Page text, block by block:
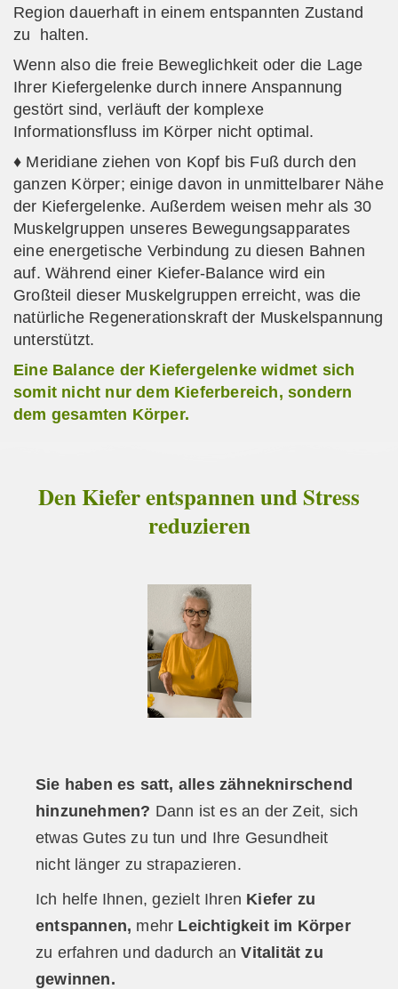
Region dauerhaft in einem entspannten Zustand
zu halten.
Wenn also die freie Beweglichkeit oder die Lage
Ihrer Kiefergelenke durch innere Anspannung
gestört sind, verläuft der komplexe
Informationsfluss im Körper nicht optimal.
♦ Meridiane ziehen von Kopf bis Fuß durch den
ganzen Körper; einige davon in unmittelbarer Nähe
der Kiefergelenke. Außerdem weisen mehr als 30
Muskelgruppen unseres Bewegungsapparates
eine energetische Verbindung zu diesen Bahnen
auf. Während einer Kiefer-Balance wird ein
Großteil dieser Muskelgruppen erreicht, was die
natürliche Regenerationskraft der Muskelspannung
unterstützt.
Eine Balance der Kiefergelenke widmet sich
somit nicht nur dem Kieferbereich, sondern
dem gesamten Körper.
Den Kiefer entspannen und Stress
reduzieren
Sie haben es satt, alles zähneknirschend
hinzunehmen? Dann ist es an derZeit, sich
etwas Gutes zu tun und Ihre Gesundheit
nicht länger zu strapazieren.
Ich helfe Ihnen, gezielt Ihren Kiefer zu
entspannen, mehr Leichtigkeit im Körper
zu erfahren und dadurch anVitalität zu
gewinnen.